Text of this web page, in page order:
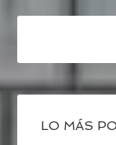
LO MÁS